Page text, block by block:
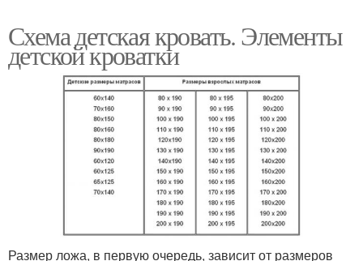
Схема детская кровать. Элементы
детской кроватки
Размер ложа, в первую очередь, зависит от размеров